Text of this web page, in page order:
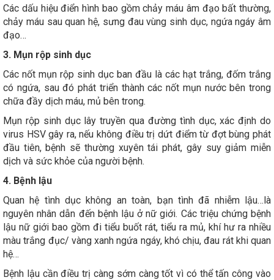
Các dấu hiệu điển hình bao gồm chảy máu âm đạo bất thường,
chảy máu sau quan hệ, sưng đau vùng sinh dục, ngứa ngáy âm
đạo…
3. Mụn rộp sinh dục
Các nốt mụn rộp sinh dục ban đầu là các hạt trắng, đốm trắng
có ngứa, sau đó phát triển thành các nốt mụn nước bên trong
chữa đầy dịch máu, mủ bên trong.
Mụn rộp sinh dục lây truyền qua đường tình dục, xác định do
virus HSV gây ra, nếu không điều trị dứt điểm từ đợt bùng phát
đầu tiên, bệnh sẽ thường xuyên tái phát, gây suy giảm miễn
dịch và sức khỏe của người bệnh.
4. Bệnh lậu
Quan hệ tình dục không an toàn, bạn tình đã nhiễm lậu…là
nguyên nhân dẫn đến bệnh lậu ở nữ giới. Các triệu chứng bệnh
lậu nữ giới bao gồm đi tiểu buốt rát, tiểu ra mủ, khí hư ra nhiều
màu trắng đục/ vàng xanh ngứa ngáy, khó chịu, đau rát khi quan
hệ…
Bệnh lậu cần điều trị càng sớm càng tốt vì có thể tấn công vào